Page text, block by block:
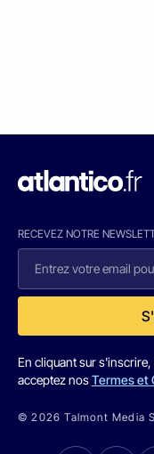
RECEVEZ NOTRE
En cliquant sur
acceptez nosTermes et
© 2026 Talmont Media